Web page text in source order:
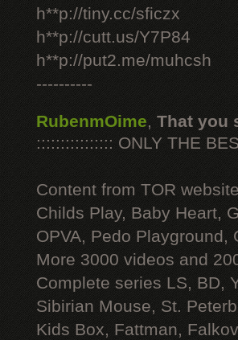
h**p://tiny.cc/sficzx
h**p://cutt.us/Y7P84
h**p://put2.me/muhcsh
----------
RubenmOime, That you
:::::::::::::::: ONLY THE
Content from TOR
Childs Play, Baby Heart,
OPVA, Pedo Playground,
More 3000 videos and
Complete series LS, BD,
Sibirian Mouse, St.
Kids Box, Fattman,